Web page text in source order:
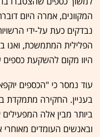
נבדקים כעת על-ידי
הפלילית המתמשכת, ואנו
היוו מקום להשקעת כספים
עוד נמסר כי "הכספים
בעניין. החקירה מתמקדת
ביותר מבין אלה
ובאנשים העומדים